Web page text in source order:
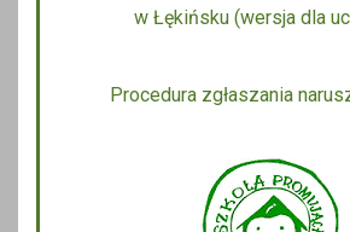
w Łękińsku (wersja dla
Procedura zgłaszania